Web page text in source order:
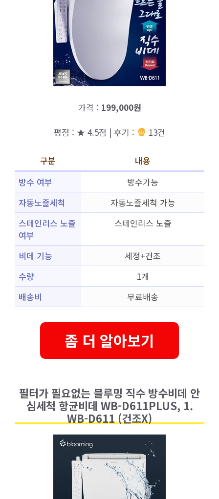
가격 : 199,000원
평점 : ★ 4.5점 | 후기 : 13건
구분
내용
방수 여부
방수가능
자동노즐세척
자동노즐세척 가능
스테인리스 노즐
여부
스테인리스 노즐
비데 기능
세정+건조
수량
1개
배송비
무료배송
좀 더 알아보기
필터가 필요없는 블루밍 직수 방수비데 안
심세척 항균비데 WB-D611PLUS, 1.
WB-D611 (건조X)